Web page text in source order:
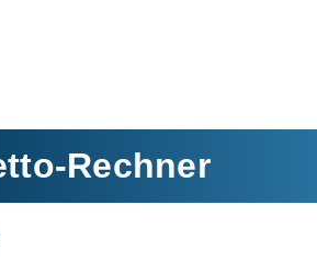
Rechner